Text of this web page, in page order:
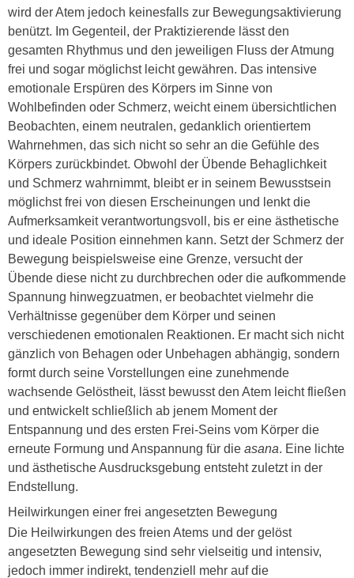
wird der Atem jedoch keinesfalls zur Bewegungsaktivierung
benützt. Im Gegenteil, der Praktizierende lässt den
gesamten Rhythmus und den jeweiligen Fluss der Atmung
frei und sogar möglichst leicht gewähren. Das intensive
emotionale Erspüren des Körpers im Sinne von
Wohlbefinden oder Schmerz, weicht einem übersichtlichen
Beobachten, einem neutralen, gedanklich orientiertem
Wahrnehmen, das sich nicht so sehr an die Gefühle des
Körpers zurückbindet. Obwohl der Übende Behaglichkeit
und Schmerz wahrnimmt, bleibt er in seinem Bewusstsein
möglichst frei von diesen Erscheinungen und lenkt die
Aufmerksamkeit verantwortungsvoll, bis er eine ästhetische
und ideale Position einnehmen kann. Setzt der Schmerz der
Bewegung beispielsweise eine Grenze, versucht der
Übende diese nicht zu durchbrechen oder die aufkommende
Spannung hinwegzuatmen, er beobachtet vielmehr die
Verhältnisse gegenüber dem Körper und seinen
verschiedenen emotionalen Reaktionen. Er macht sich nicht
gänzlich von Behagen oder Unbehagen abhängig, sondern
formt durch seine Vorstellungen eine zunehmende
wachsende Gelöstheit, lässt bewusst den Atem leicht fließen
und entwickelt schließlich ab jenem Moment der
Entspannung und des ersten Frei-Seins vom Körper die
erneute Formung und Anspannung für die asana. Eine lichte
und ästhetische Ausdrucksgebung entsteht zuletzt in der
Endstellung.
Heilwirkungen einer frei angesetzten Bewegung
Die Heilwirkungen des freien Atems und der gelöst
angesetzten Bewegung sind sehr vielseitig und intensiv,
jedoch immer indirekt, tendenziell mehr auf die